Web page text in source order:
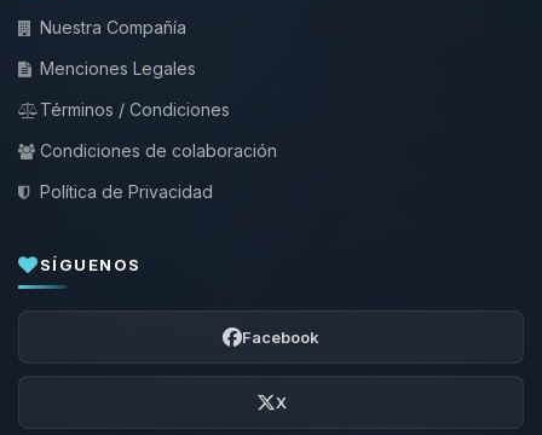
Nuestra Compañía
Menciones Legales
Términos / Condiciones
Condiciones de colaboración
Política de Privacidad
SÍGUENOS
Facebook
X